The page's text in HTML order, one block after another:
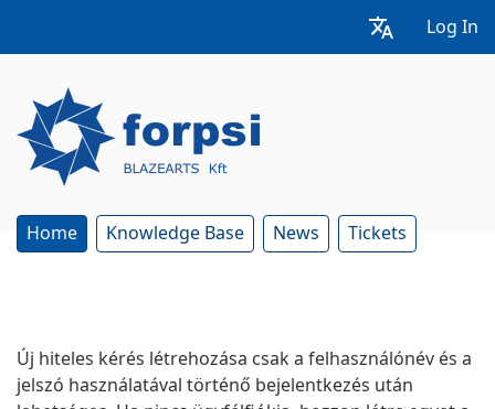
Log In
Home Knowledge Base News Tickets
Új hiteles kérés létrehozása csak a felhasználónév és a
jelszó használatával történő bejelentkezés után